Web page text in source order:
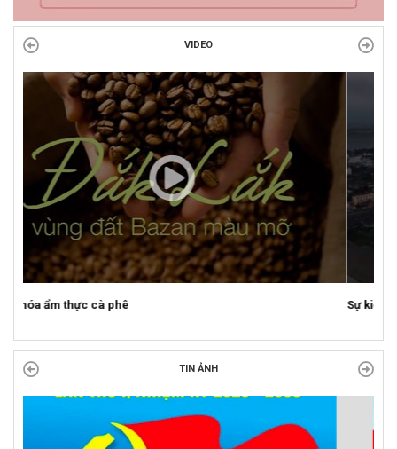
VIDEO
Sự kiện mở màn Mùa du lịch 2026 tại Đắk Lắk
TIN ẢNH